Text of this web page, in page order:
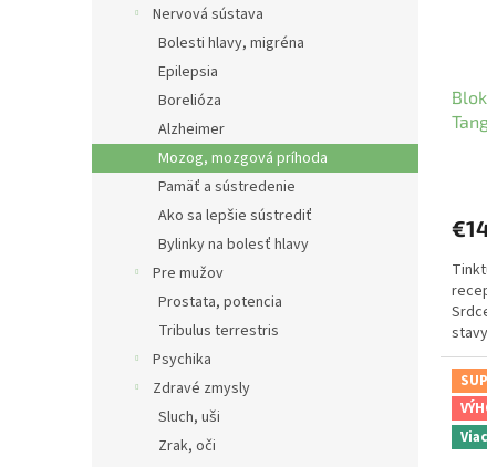
Nervová sústava
Bolesti hlavy, migréna
Epilepsia
Borelióza
Alzheimer
Mozog, mozgová príhoda
Pamäť a sústredenie
Ako sa lepšie sústrediť
Bylinky na bolesť hlavy
Pre mužov
Prostata, potencia
Tribulus terrestris
Psychika
Zdravé zmysly
Sluch, uši
Zrak, oči